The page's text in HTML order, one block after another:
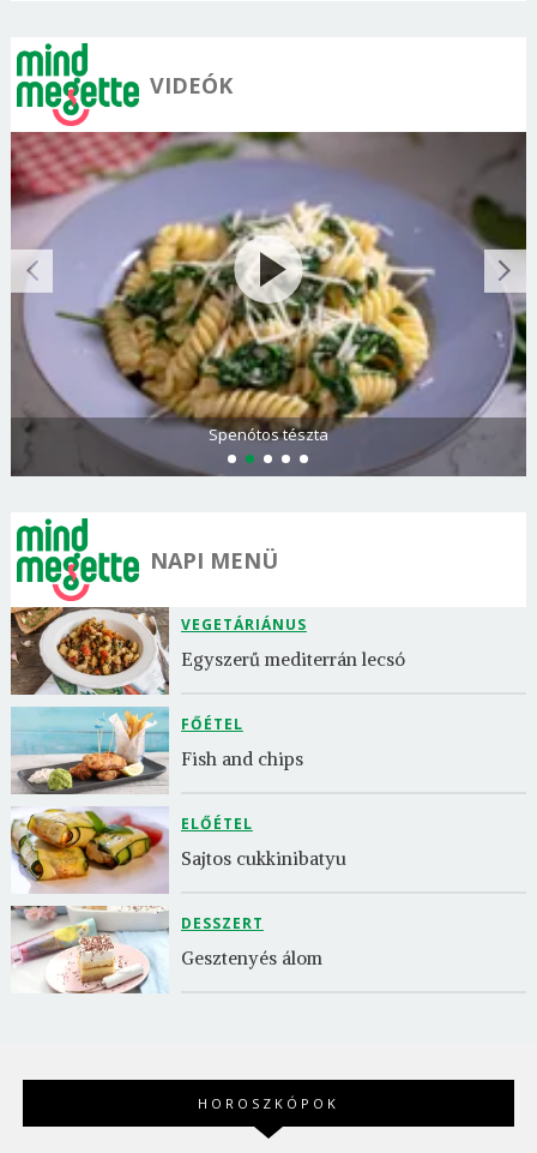
VIDEÓK
Spenótos tészta
NAPI MENÜ
VEGETÁRIÁNUS
Egyszerű mediterrán lecsó
FŐÉTEL
Fish and chips
ELŐÉTEL
Sajtos cukkinibatyu
DESSZERT
Gesztenyés álom
HOROSZKÓPOK